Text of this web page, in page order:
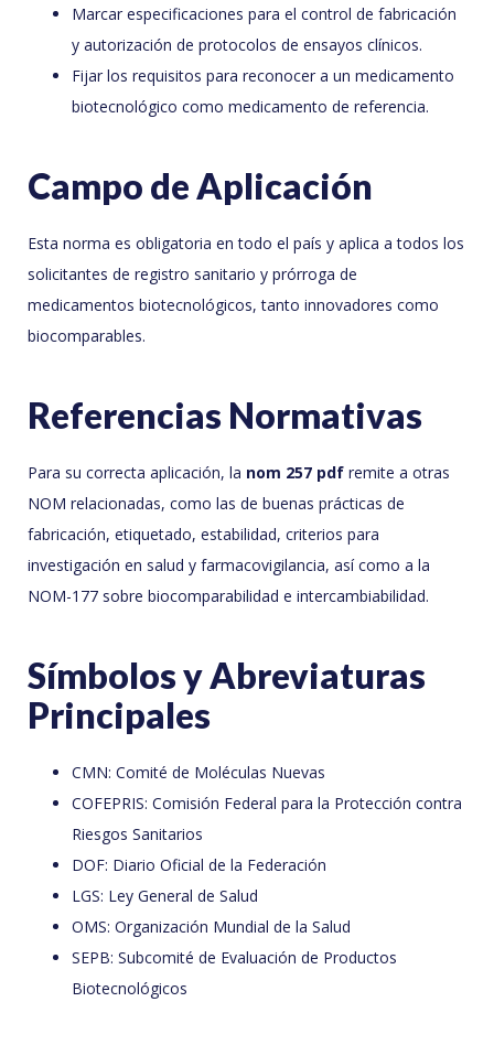
Marcar especificaciones para el control de fabricación
y autorización de protocolos de ensayos clínicos.
Fijar los requisitos para reconocer a un medicamento
biotecnológico como medicamento de referencia.
Campo de Aplicación
Esta norma es obligatoria en todo el país y aplica a todos los
solicitantes de registro sanitario y prórroga de
medicamentos biotecnológicos, tanto innovadores como
biocomparables.
Referencias Normativas
Para su correcta aplicación, la nom 257 pdf remite a otras
NOM relacionadas, como las de buenas prácticas de
fabricación, etiquetado, estabilidad, criterios para
investigación en salud y farmacovigilancia, así como a la
NOM-177 sobre biocomparabilidad e intercambiabilidad.
Símbolos y Abreviaturas
Principales
CMN: Comité de Moléculas Nuevas
COFEPRIS: Comisión Federal para la Protección contra
Riesgos Sanitarios
DOF: Diario Oficial de la Federación
LGS: Ley General de Salud
OMS: Organización Mundial de la Salud
SEPB: Subcomité de Evaluación de Productos
Biotecnológicos